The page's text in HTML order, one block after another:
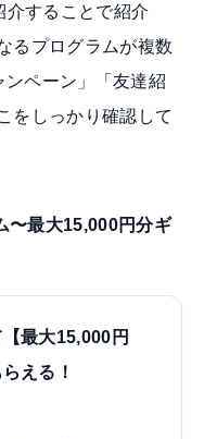
介することで紹介
るプログラムが複数
ペーン」「友達紹
をしっかり確認して
〜最大15,000円分ギ
最大15,000円
える！